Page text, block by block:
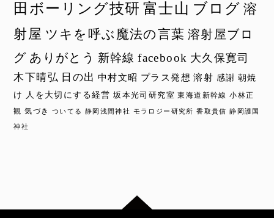
田ボーリング技研 富士山 ブログ 溶
射屋 ツキを呼ぶ魔法の言葉 溶射屋ブロ
グ ありがとう 新幹線 facebook 大久保寛司
木下晴弘 日の出 中村文昭 プラス発想 溶射 感謝 朝焼
け 人を大切にする経営 坂本光司研究室 東海道新幹線 小林正
観 気づき ついてる 静岡浅間神社 モラロジー研究所 香取貴信 静岡護国
神社